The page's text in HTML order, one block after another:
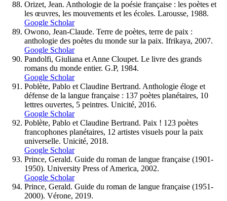
Orizet, Jean. Anthologie de la poésie française : les poètes et
les œuvres, les mouvements et les écoles. Larousse, 1988.
Google Scholar
Owono, Jean-Claude. Terre de poètes, terre de paix :
anthologie des poètes du monde sur la paix. Ifrikaya, 2007.
Google Scholar
Pandolfi, Giuliana et Anne Cloupet. Le livre des grands
romans du monde entier. G.P, 1984.
Google Scholar
Poblète, Pablo et Claudine Bertrand. Anthologie éloge et
défense de la langue française : 137 poètes planétaires, 10
lettres ouvertes, 5 peintres. Unicité, 2016.
Google Scholar
Poblète, Pablo et Claudine Bertrand. Paix ! 123 poètes
francophones planétaires, 12 artistes visuels pour la paix
universelle. Unicité, 2018.
Google Scholar
Prince, Gerald. Guide du roman de langue française (1901-
1950). University Press of America, 2002.
Google Scholar
Prince, Gerald. Guide du roman de langue française (1951-
2000). Vérone, 2019.